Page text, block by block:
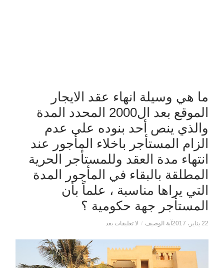
ما هي وسيلة انهاء عقد الايجار
الموقع بعد ال2000 المحدد المدة
والذي ينص أحد بنوده على عدم
الزام المستأجر باخلاء المأجور عند
انتهاء مدة العقد وللمستأجر الحرية
المطلقة بالبقاء في المأجور المدة
التي يراها مناسبة ، علماً بأن
المستأجر جهة حكومية ؟
22 يناير، 2017 آية الوصيف / لا تعليقات بعد